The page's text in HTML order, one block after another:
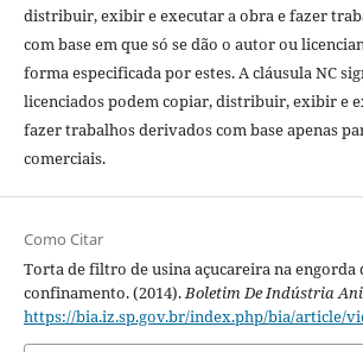
distribuir, exibir e executar a obra e fazer
com base em que só se dão o autor ou
forma especificada por estes. A cláusula NC
licenciados podem copiar, distribuir, exibir e
fazer trabalhos derivados com base apenas
comerciais.
Como Citar
Torta de filtro de usina açucareira na engorda
confinamento. (2014).Boletim De Indústria
https://bia.iz.sp.gov.br/index.php/bia/article/